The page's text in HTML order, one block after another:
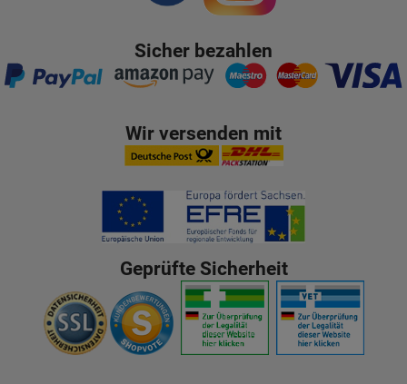
Sicher bezahlen
Wir versenden mit
Geprüfte Sicherheit